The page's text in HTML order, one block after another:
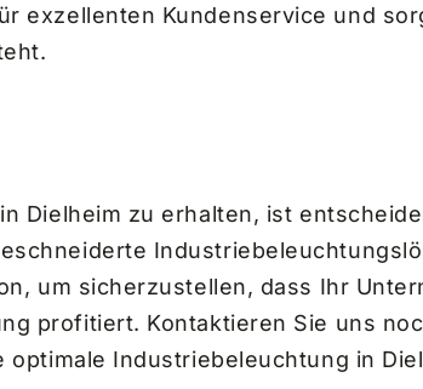
exzellenten Kundenservice und
Dielheim zu erhalten, ist
um sicherzustellen, dass Ihr
profitiert. Kontaktieren Sie uns
Industriebeleuchtung in